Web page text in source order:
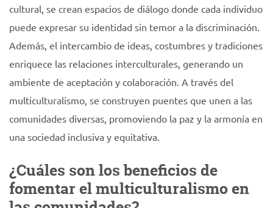
cultural, se crean espacios de diálogo donde cada individuo
puede expresar su identidad sin temor a la discriminación.
Además, el intercambio de ideas, costumbres y tradiciones
enriquece las relaciones interculturales, generando un
ambiente de aceptación y colaboración. A través del
multiculturalismo, se construyen puentes que unen a las
comunidades diversas, promoviendo la paz y la armonía en
una sociedad inclusiva y equitativa.
¿Cuáles son los beneficios de
fomentar el multiculturalismo en